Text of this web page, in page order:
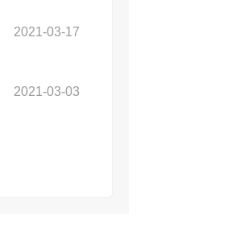
2021-03-17
2021-03-03